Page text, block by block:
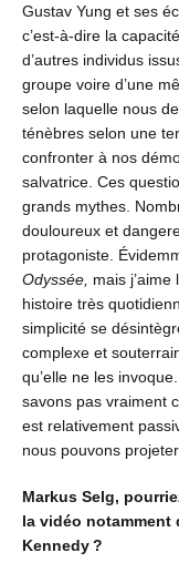
Gustav Yung et ses
c’est-à-dire la
d’autres individus
groupe voire d’une
selon laquelle nous
ténèbres selon une
confronter à nos
salvatrice. Ces
grands mythes.
douloureux et
protagoniste.
Odyssée, mais j’aime
histoire très
simplicité se
complexe et
qu’elle ne les
savons pas vraiment
est relativement
nous pouvons
Markus Selg,
la vidéo notamment
Kennedy ?